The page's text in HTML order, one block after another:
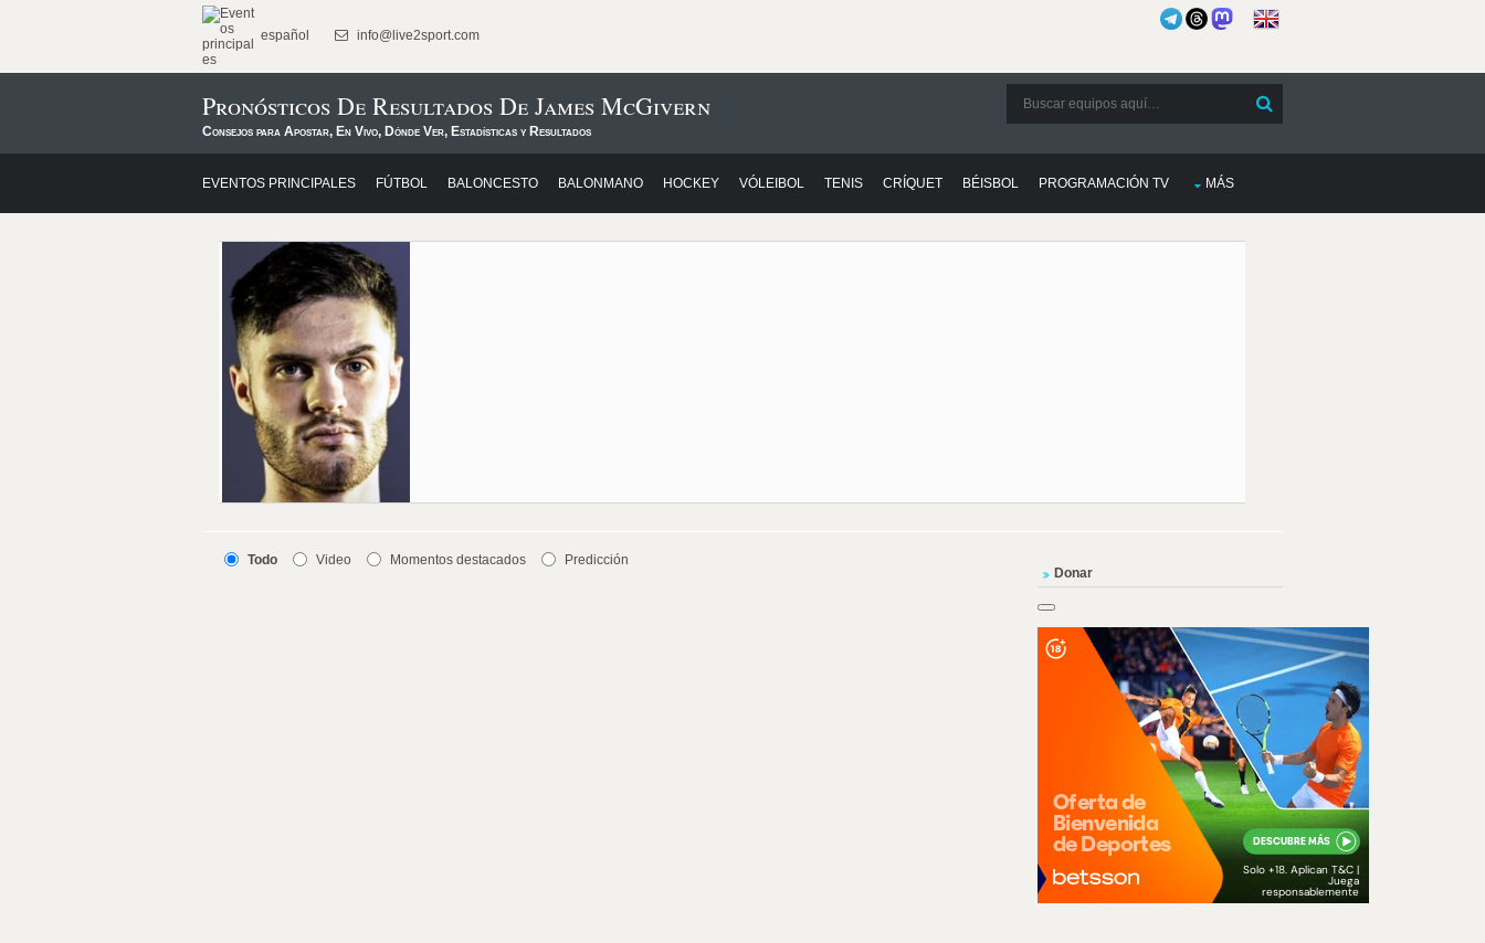
español info@live2sport.com
Pronósticos De Resultados De James McGivern
Consejos para Apostar, En Vivo, Dónde Ver, Estadísticas y Resultados
EVENTOS PRINCIPALES FÚTBOL BALONCESTO BALONMANO HOCKEY VÓLEIBOL TENIS CRÍQUET BÉISBOL PROGRAMACIÓN TV MÁS
Todo Video Momentos destacados Predicción
Donar